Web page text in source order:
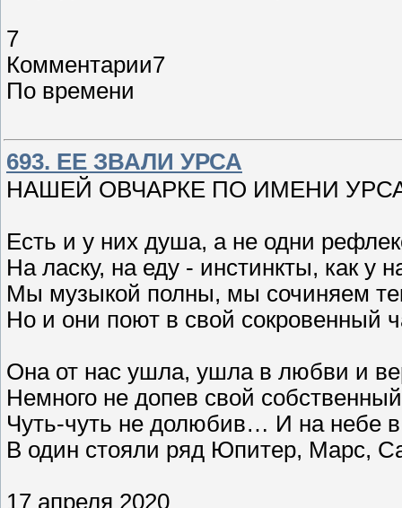
7
Комментарии7
По времени
693. ЕЕ ЗВАЛИ УРСА
НАШЕЙ ОВЧАРКЕ ПО ИМЕНИ
Есть и у них душа, а не одни
На ласку, на еду - инстинкты, как у
Мы музыкой полны, мы сочиняем
Но и они поют в свой сокровенный
Она от нас ушла, ушла в любви и
Немного не допев свой
Чуть-чуть не долюбив… И на небе
В один стояли ряд Юпитер, Марс,
17 апреля 2020